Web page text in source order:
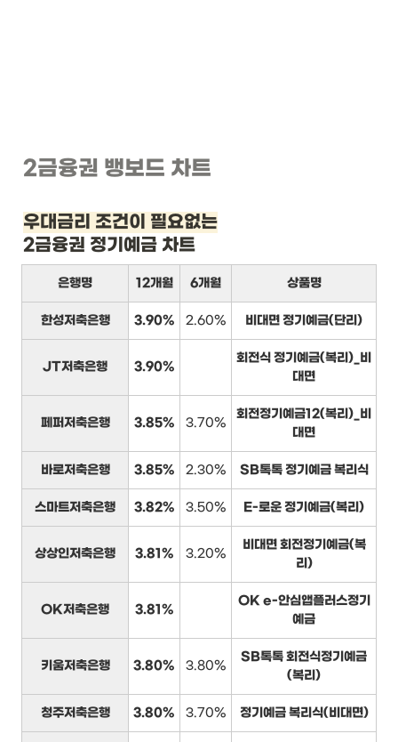
2금융권 뱅보드 차트
우대금리 조건이 필요없는
2금융권 정기예금 차트
은행명 12개월 6개월 상품명
한성저축은행 3.90% 2.60% 비대면 정기예금(단리)
JT저축은행 3.90%
회전식 정기예금(복리)_비
대면
페퍼저축은행 3.85% 3.70%
회전정기예금12(복리)_비
대면
바로저축은행 3.85% 2.30% SB톡톡 정기예금 복리식
스마트저축은행 3.82% 3.50% E-로운 정기예금(복리)
상상인저축은행 3.81% 3.20%
비대면 회전정기예금(복
리)
OK저축은행 3.81%
OK e-안심앱플러스정기
예금
키움저축은행 3.80% 3.80%
SB톡톡 회전식정기예금
(복리)
청주저축은행 3.80% 3.70% 정기예금 복리식(비대면)